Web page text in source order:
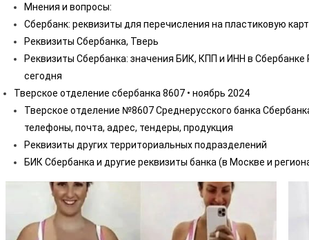
Мнения и вопросы:
Сбербанк: реквизиты для перечисления на пластиковую
Реквизиты Сбербанка, Тверь
Реквизиты Сбербанка: значения БИК, КПП и ИНН в
сегодня
Тверское отделение сбербанка 8607 • ноябрь 2024
Тверское отделение №8607 Среднерусского банка
телефоны, почта, адрес, тендеры, продукция
Реквизиты других территориальных подразделений
БИК Сбербанка и другие реквизиты банка (в Москве и